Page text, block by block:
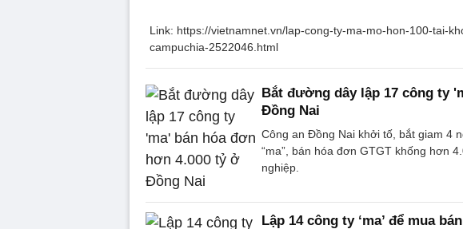
Link: https://vietnamnet.vn/lap-cong-ty-ma-mo-hon-100-tai-
campuchia-2522046.html
Bắt đường dây lập 17 công ty
Đồng Nai
Công an Đồng Nai khởi tố, bắt giam 4
“ma”, bán hóa đơn GTGT khống hơn
nghiệp.
Lập 14 công ty ‘ma’ để mua